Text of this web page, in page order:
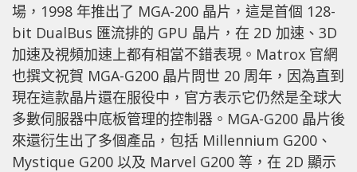
場，1998 年推出了 MGA-200 晶片，這是首個 128-
bit DualBus 匯流排的 GPU 晶片，在 2D 加速、3D
加速及視頻加速上都有相當不錯表現。Matrox 官網
也撰文祝賀 MGA-G200 晶片問世 20 周年，因為直到
現在這款晶片還在服役中，官方表示它仍然是全球大
多數伺服器中底板管理的控制器。MGA-G200 晶片後
來還衍生出了多個產品，包括 Millennium G200、
Mystique G200 以及 Marvel G200 等，在 2D 顯示